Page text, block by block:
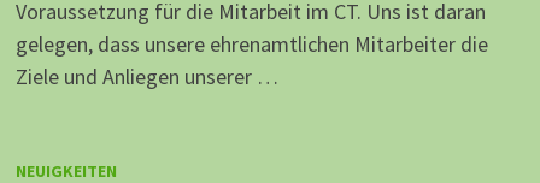
Voraussetzung für die Mitarbeit im CT. Uns ist daran
gelegen, dass unsere ehrenamtlichen Mitarbeiter die
Ziele und Anliegen unserer …
NEUIGKEITEN